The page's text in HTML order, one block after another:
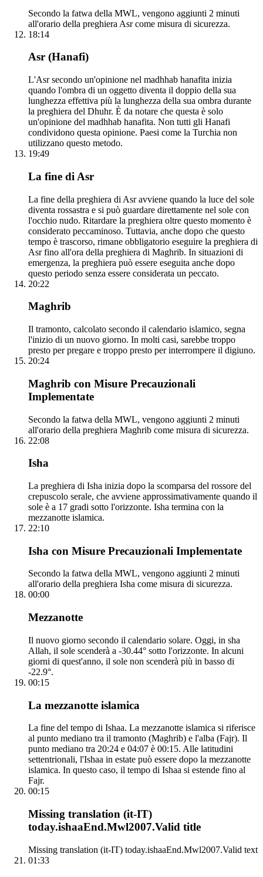
Secondo la fatwa della MWL, vengono aggiunti 2 minuti
all'orario della preghiera Asr come misura di sicurezza.
18:14
Asr (Hanafi)
L'Asr secondo un'opinione nel madhhab hanafita inizia
quando l'ombra di un oggetto diventa il doppio della sua
lunghezza effettiva più la lunghezza della sua ombra durante
la preghiera del Dhuhr. È da notare che questa è solo
un'opinione del madhhab hanafita. Non tutti gli Hanafi
condividono questa opinione. Paesi come la Turchia non
utilizzano questo metodo.
19:49
La fine di Asr
La fine della preghiera di Asr avviene quando la luce del sole
diventa rossastra e si può guardare direttamente nel sole con
l'occhio nudo. Ritardare la preghiera oltre questo momento è
considerato peccaminoso. Tuttavia, anche dopo che questo
tempo è trascorso, rimane obbligatorio eseguire la preghiera di
Asr fino all'ora della preghiera di Maghrib. In situazioni di
emergenza, la preghiera può essere eseguita anche dopo
questo periodo senza essere considerata un peccato.
20:22
Maghrib
Il tramonto, calcolato secondo il calendario islamico, segna
l'inizio di un nuovo giorno. In molti casi, sarebbe troppo
presto per pregare e troppo presto per interrompere il digiuno.
20:24
Maghrib con Misure Precauzionali
Implementate
Secondo la fatwa della MWL, vengono aggiunti 2 minuti
all'orario della preghiera Maghrib come misura di sicurezza.
22:08
Isha
La preghiera di Isha inizia dopo la scomparsa del rossore del
crepuscolo serale, che avviene approssimativamente quando il
sole è a 17 gradi sotto l'orizzonte. Isha termina con la
mezzanotte islamica.
22:10
Isha con Misure Precauzionali Implementate
Secondo la fatwa della MWL, vengono aggiunti 2 minuti
all'orario della preghiera Isha come misura di sicurezza.
00:00
Mezzanotte
Il nuovo giorno secondo il calendario solare. Oggi, in sha
Allah, il sole scenderà a -30.44° sotto l'orizzonte. In alcuni
giorni di quest'anno, il sole non scenderà più in basso di
-22.9°.
00:15
La mezzanotte islamica
La fine del tempo di Ishaa. La mezzanotte islamica si riferisce
al punto mediano tra il tramonto (Maghrib) e l'alba (Fajr). Il
punto mediano tra 20:24 e 04:07 è 00:15. Alle latitudini
settentrionali, l'Ishaa in estate può essere dopo la mezzanotte
islamica. In questo caso, il tempo di Ishaa si estende fino al
Fajr.
00:15
Missing translation (it-IT)
today.ishaaEnd.Mwl2007.Valid title
Missing translation (it-IT) today.ishaaEnd.Mwl2007.Valid text
01:33